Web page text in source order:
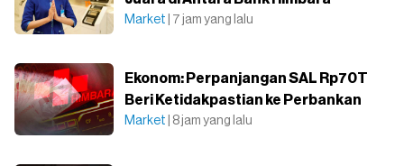
Market | 7 jam yang lalu
Ekonom: Perpanjangan SAL Rp70T
Beri Ketidakpastian ke Perbankan
Market | 8 jam yang lalu